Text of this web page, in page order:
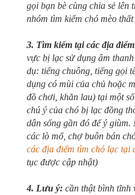
gọi bạn bè cùng chia sẻ lên
nhóm tìm kiếm chó mèo thất
3. Tìm kiếm tại các địa
vực bị lạc sử dụng âm
dụ: tiếng chuông, tiếng gọi
dụng có mùi của chủ hoặc
đồ chơi, khăn lau) tại một
chú ý của chó bị lạc đồng
dân sống gần đó để ý
các lò mổ, chợ buôn bán
các địa điểm tìm chó lạc tại
tục được cập nhật)
4. Lưu ý: cần thật bình tĩnh